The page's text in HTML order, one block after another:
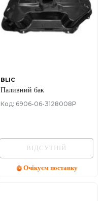
BLIC
Паливний бак
Код: 6906-06-3128008P
ВІДСУТНІЙ
Очікуєм поставку